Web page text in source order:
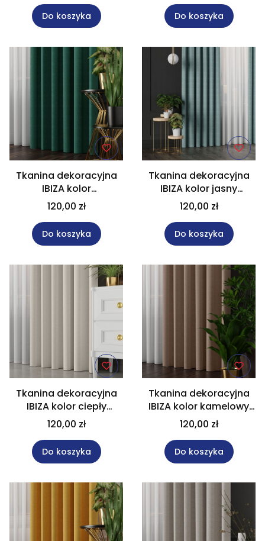
Do koszyka Do koszyka
Tkanina dekoracyjna
IBIZA kolor
szmaragdowy
wysokość 300 cm
027823
120,00 zł
Do koszyka
Tkanina dekoracyjna
IBIZA kolor jasny
turkusowy wysokość
300 cm 027823
120,00 zł
Do koszyka
Tkanina dekoracyjna
IBIZA kolor ciepły
kremowy wysokość
300 cm 027823
120,00 zł
Do koszyka
Tkanina dekoracyjna
IBIZA kolor kamelowy
wysokość 300 cm
027823
120,00 zł
Do koszyka